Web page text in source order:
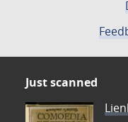
Just scanned